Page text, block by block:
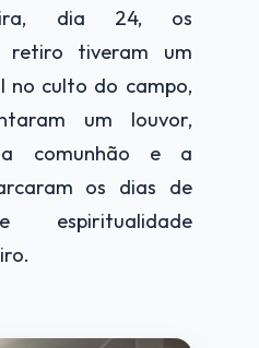
dia 24, os
retiro tiveram um
no culto do campo,
um louvor,
a comunhão e a
os dias de
espiritualidade